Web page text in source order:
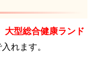
大型総合健康ランド
れます。